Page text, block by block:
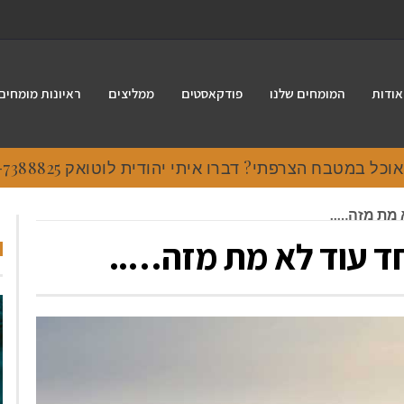
אודות המומחים שלנו פודקאסטים ממליצים ראיונות
במטבח הצרפתי? דברו איתי יהודית לוטואק 054-7388825.
מת מזה…..
עוד לא מת מזה…..